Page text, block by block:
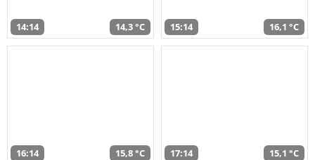
14:14 14,3 °C 15:14 16,1 °C
16:14 15,8 °C 17:14 15,1 °C